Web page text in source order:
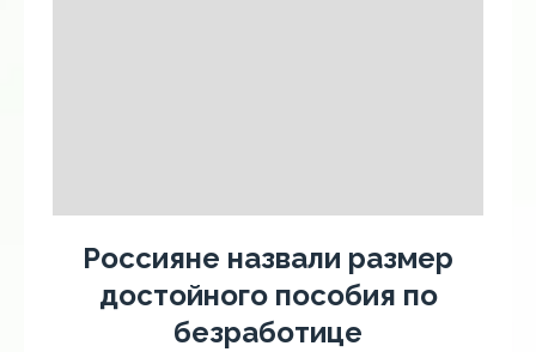
Россияне назвали размер
достойного пособия по
безработице